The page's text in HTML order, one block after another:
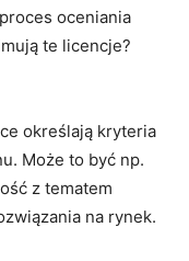
oceniania
te​ licencje?
określają ​kryteria
Może to być‍ np.
z‍ tematem
na rynek.